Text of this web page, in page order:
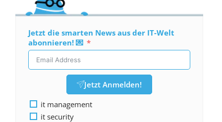
Jetzt die smarten News aus der IT-Welt
abonnieren! 💌
Jetzt Anmelden!
it management
it security